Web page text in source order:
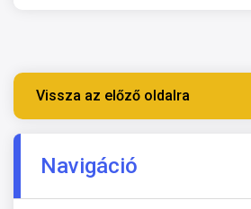
Vissza az előző oldalra
Navigáció